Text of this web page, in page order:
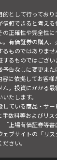
として行っており
頼できると考え
正確性や完全性
有価証券の購入、
るものではありま
るものではござ
告なしに変更ま
に依拠してお客
。投資にかかる
たします。
ている商品・サ
数料等およびリ
「上場有価証券等
ェブサイトの「リ
さい。